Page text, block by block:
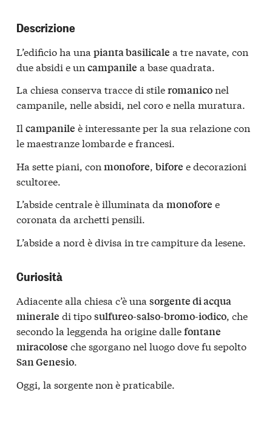
Descrizione
L’edificio ha una pianta basilicale a tre navate, con
due absidi e un campanile a base quadrata.
La chiesa conserva tracce di stileromaniconel
campanile, nelle absidi, nel coro e nella muratura.
Il campanile è interessante per la sua relazione con
le maestranze lombarde e francesi.
Ha sette piani, con monofore, bifore e decorazioni
scultoree.
L’abside centrale è illuminata da monofore e
coronata da archetti pensili.
L’abside a nord è divisa in tre campiture da lesene.
Curiosità
Adiacente alla chiesa c’è una sorgente di acqua
minerale di tiposulfureo-salso-bromo-iodico, che
secondo la leggenda ha origine dallefontane
miracolose che sgorgano nel luogo dove fu sepolto
San Genesio.
Oggi, la sorgente non è praticabile.